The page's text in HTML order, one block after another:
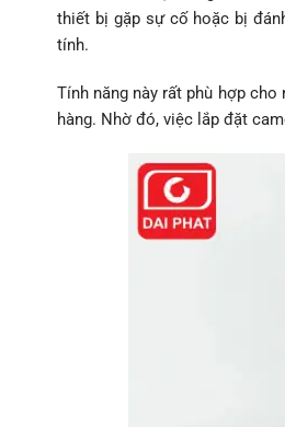
thiết bị gặp sự cố hoặc bị
tính.
Tính năng này rất phù hợp
hàng. Nhờ đó, việc lắp đặt